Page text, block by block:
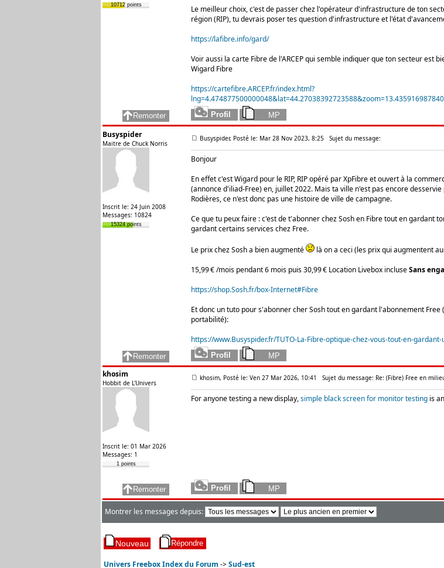
10712 points
Le meilleur choix, c'est de passer chez l'opérateur d'infrastructure de ton
région (RIP), tu devrais poser tes question d'infrastructure et l'état
https://lafibre.info/gard/
Voir aussi la carte Fibre de l'ARCEP qui semble indiquer que ton secteur est
Wigard Fibre
https://cartefibre.ARCEP.fr/index.html?
Busyspider
Maitre de Chuck Norris
Inscrit le: 24 Juin 2008
Messages: 10824
15324 points
Busyspider, Posté le: Mar 28 Nov 2023, 8:25 Sujet du message:
Bonjour
En effet c'est Wigard pour le RIP, RIP opéré par XpFibre et ouvert à la
(annonce d'iliad-Free) en, juillet 2022. Mais ta ville n'est pas encore
Rodières, ce n'est donc pas une histoire de ville de campagne.
Ce que tu peux faire : c'est de t'abonner chez Sosh en Fibre tout en gardant
gardant certains services chez Free.
Le prix chez Sosh a bien augmenté
là on a ceci (les prix qui augmentent
15,99 € /mois pendant 6 mois puis 30,99 € Location Livebox incluseSans
https://shop.Sosh.fr/box-Internet#Fibre
Et donc un tuto pour s'abonner cher Sosh tout en gardant l'abonnement
portabilité):
https://www.Busyspider.fr/TUTO-La-Fibre-optique-chez-vous-tout-en-
khosim
Hobbit de L'Univers
Inscrit le: 01 Mar 2026
Messages: 1
1 points
khosim, Posté le: Ven 27 Mar 2026, 10:41 Sujet du message: Re: (Fibre) Free en
For anyone testing a new display,simple black screen for monitor testing is
Montrer les messages depuis:
Univers Freebox Index du Forum ->Sud-est